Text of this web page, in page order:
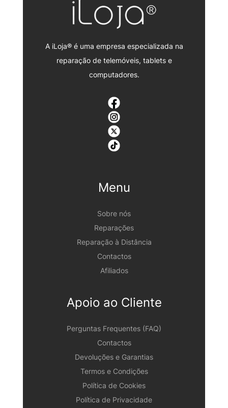
A iLoja® é uma empresa especializada na
reparação de telemóveis, tablets e
computadores.
Menu
Sobre nós
Reparações
Reparação à Distância
Contactos
Afiliados
Apoio ao Cliente
Perguntas Frequentes (FAQ)
Contactos
Devoluções e Garantias
Termos e Condições
Política de Cookies
Política de Privacidade